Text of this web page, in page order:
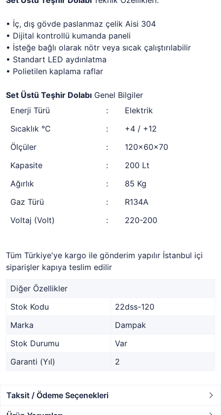
• İç, dış gövde paslanmaz çelik Aisi 304
• Dijital kontrollü kumanda paneli
• İsteğe bağlı olarak nötr veya sıcak çalıştırılabilir
• Standart LED aydınlatma
• Polietilen kaplama raflar
Set Üstü Teşhir Dolabı Genel Bilgiler
Enerji Türü
:
Elektrik
Sıcaklık °C
:
+4 / +12
Ölçüler
:
120x60x70
Kapasite
:
200 Lt
Ağırlık
:
85 Kg
Gaz Türü
:
R134A
Voltaj (Volt)
: 220-200
Tüm Türkiye'ye kargo ile gönderim yapılır İstanbul içi
siparişler kapıya teslim edilir
Diğer Özellikler
Stok Kodu
22dss-120
Marka
Dampak
Stok Durumu
Var
Garanti (Yıl)
2
Taksit / Ödeme Seçenekleri